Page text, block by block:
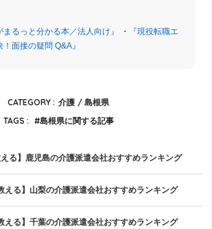
まるっと分かる本／法人向け』 ・
『現役転職エ
面接の疑問 Q&A』
CATEGORY : 介護
島根県
TAGS :
島根県に関する記事
える】鹿児島の介護派遣会社おすすめランキング
える】山梨の介護派遣会社おすすめランキング
える】千葉の介護派遣会社おすすめランキング